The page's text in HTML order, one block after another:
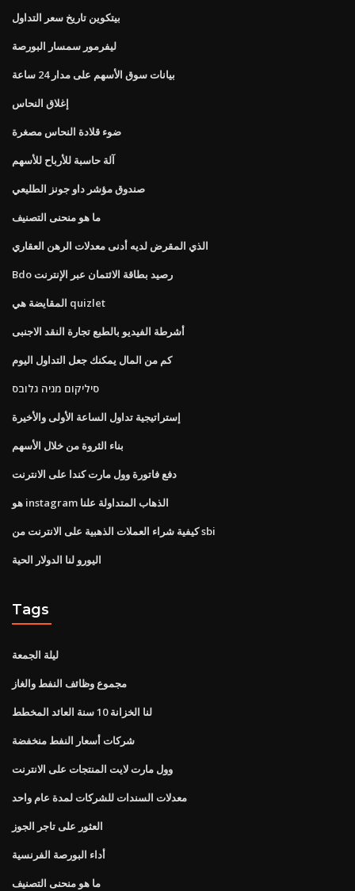
بيتكوين تاريخ سعر التداول
ليفرمور سمسار البورصة
بيانات سوق الأسهم على مدار 24 ساعة
إغلاق النحاس
ضوء قلادة النحاس مصغرة
آلة حاسبة للأرباح للأسهم
صندوق مؤشر داو جونز الطليعي
ما هو منحنى التصنيف
الذي المقرض لديه أدنى معدلات الرهن العقاري
Bdo رصيد بطاقة الائتمان عبر الإنترنت
المقايضة هي quizlet
أشرطة الفيديو بالطبع تجارة النقد الاجنبى
كم من المال يمكنك جعل التداول اليوم
סיליקום מניה גלובס
إستراتيجية تداول الساعة الأولى والأخيرة
بناء الثروة من خلال الأسهم
دفع فاتورة وول مارت كندا على الانترنت
هو instagram الذهاب المتداولة علنا
كيفية شراء العملات الذهبية على الانترنت من sbi
اليورو لنا الدولار الحية
Tags
ليلة الجمعة
مجموع وظائف النفط والغاز
لنا الخزانة 10 سنة العائد المخطط
شركات أسعار النفط منخفضة
وول مارت لايت المنتجات على الانترنت
معدلات السندات للشركات لمدة عام واحد
العثور على تاجر الجوز
أداء البورصة الفرنسية
ما هو منحنى التصنيف